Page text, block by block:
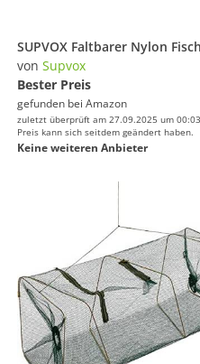
von Supvox
Bester Preis
gefunden bei Amazon
zuletzt überprüft am 27.09.2025 um
Preis kann sich seitdem geändert haben.
Keine weiteren Anbieter